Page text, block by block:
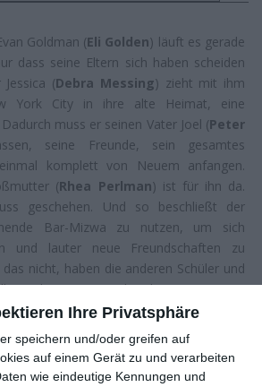
Ihre Privatsphäre
speichern und/oder greifen auf
auf einem Gerät zu und verarbeiten
wie eindeutige Kennungen und
Goldman (Eli Golden) läuft es gerade
dass seine Eltern sich haben scheiden
(Debra Messing) zieht mit ihm
York City in ihre alte Heimat, eine
muss er seinen Vater Joel (Peter
seine Freunde, sein gesamtes
komplett von Neuem anfangen.
(Rhea Perlman) ist für ihn da.
geschehen. Und so beschließt der
Bar-Mizwa zu nutzen, um sich
und lauter neue Freundschaften zu
nicht, haben die anderen Schüler und
jede Menge um die Ohren …
RELIGION UND